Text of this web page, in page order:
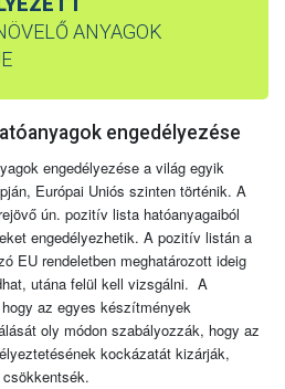
ANYAGOK
engedélyezése
engedélyezése a világ egyik
Európai Uniós szinten történik. A
ún. pozitív lista hatóanyagaiból
engedélyezhetik. A pozitív listán a
EU rendeletben meghatározott ideig
utána felül kell vizsgálni. A
az egyes készítmények
oly módon szabályozzák, hogy az
kockázatát kizárják,